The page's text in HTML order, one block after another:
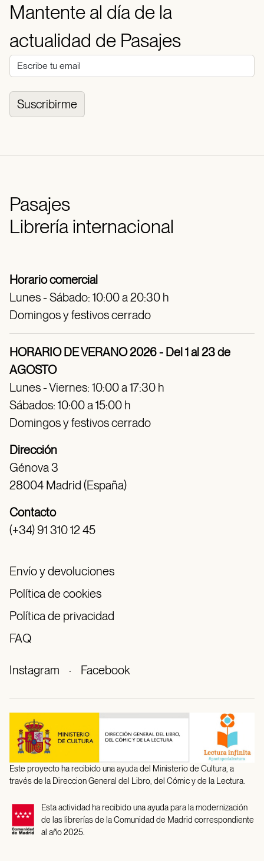
Mantente al día de la
actualidad de Pasajes
Suscribirme
Pasajes
Librería internacional
Horario comercial
Lunes - Sábado: 10:00 a 20:30 h
Domingos y festivos cerrado
HORARIO DE VERANO 2026 - Del 1 al 23 de
AGOSTO
Lunes - Viernes: 10:00 a 17:30 h
Sábados: 10:00 a 15:00 h
Domingos y festivos cerrado
Dirección
Génova 3
28004 Madrid (España)
Contacto
(+34) 91 310 12 45
Envío y devoluciones
Política de cookies
Política de privacidad
FAQ
Instagram · Facebook
Este proyecto ha recibido una ayuda del Ministerio de Cultura, a
través de la Direccion General del Libro, del Cómic y de la Lectura.
Esta actividad ha recibido una ayuda para la modernización
de las librerías de la Comunidad de Madrid correspondiente
al año 2025.